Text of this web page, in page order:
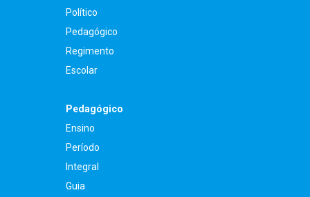
Político
Pedagógico
Regimento
Escolar
Pedagógico
Ensino
Período
Integral
Guia